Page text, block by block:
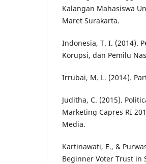
Kalangan Mahasiswa
Maret Surakarta.
Indonesia, T. I. (2014).
Korupsi, dan Pemilu
Irrubai, M. L. (2014).
Juditha, C. (2015).
Marketing Capres RI
Media.
Kartinawati, E., &
Beginner Voter Trust in